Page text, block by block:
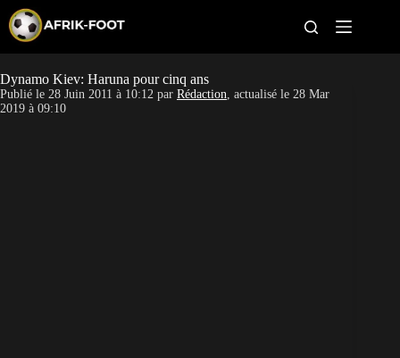
p
t
o
c
CAN féminine
Dynamo Kiev: Haruna pour cinq ans
Publié le 28 Juin 2011 à 10:12 par Rédaction, actualisé le 28 Mar
2019 à 09:10